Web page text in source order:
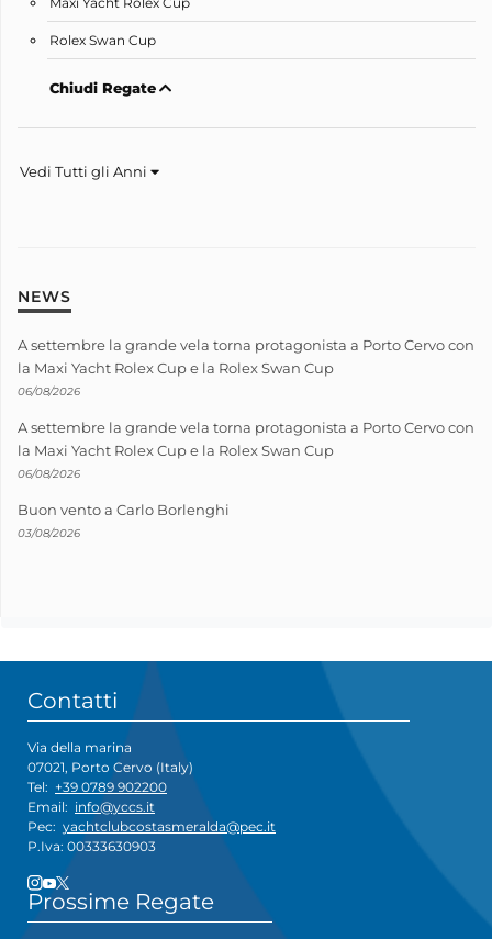
Maxi Yacht Rolex Cup
Rolex Swan Cup
Chiudi Regate
Vedi Tutti gli Anni
NEWS
A settembre la grande vela torna protagonista a Porto Cervo con
la Maxi Yacht Rolex Cup e la Rolex Swan Cup
06/08/2026
A settembre la grande vela torna protagonista a Porto Cervo con
la Maxi Yacht Rolex Cup e la Rolex Swan Cup
06/08/2026
Buon vento a Carlo Borlenghi
03/08/2026
Contatti
Via della marina
07021, Porto Cervo (Italy)
Tel: +39 0789 902200
Email: info@yccs.it
Pec: yachtclubcostasmeralda@pec.it
P.Iva: 00333630903
Prossime Regate